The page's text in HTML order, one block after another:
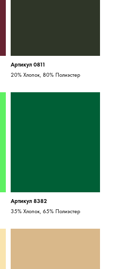
Артикул 0811
20% Хлопок, 80% Полиэстер
Артикул 8382
35% Хлопок, 65% Полиэстер